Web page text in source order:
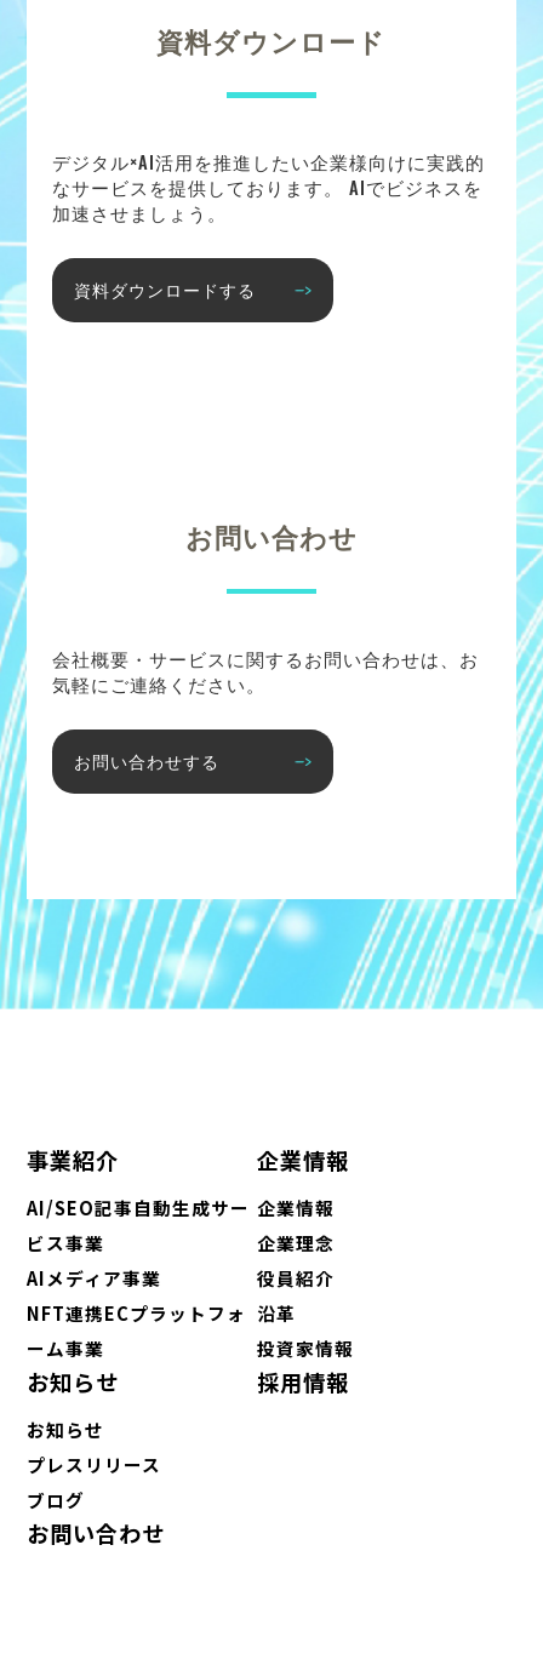
資料ダウンロード
デジタル×AI活用を推進したい企業様向けに実践的
なサービスを提供しております。 AIでビジネスを
加速させましょう。
資料ダウンロードする
お問い合わせ
会社概要・サービスに関するお問い合わせは、お
気軽にご連絡ください。
お問い合わせする
事業紹介
AI/SEO記事自動生成サー
ビス事業
AIメディア事業
NFT連携ECプラットフォ
ーム事業
企業情報
企業情報
企業理念
役員紹介
沿革
投資家情報
お知らせ
お知らせ
プレスリリース
ブログ
採用情報
お問い合わせ